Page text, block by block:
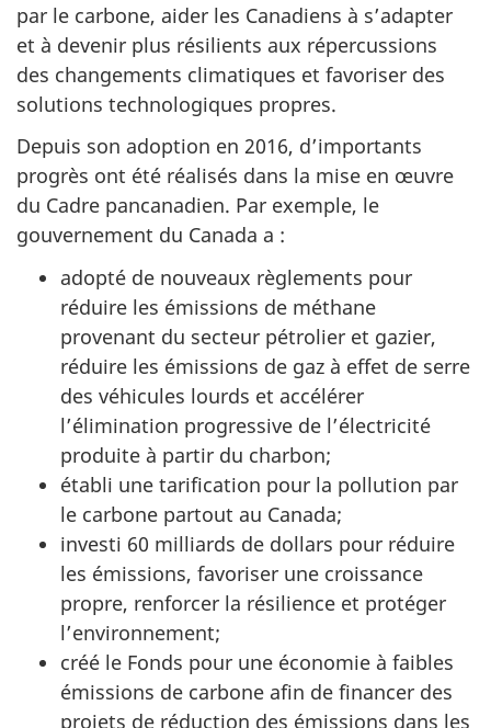
par le carbone, aider les Canadiens à s’adapter
et à devenir plus résilients aux répercussions
des changements climatiques et favoriser des
solutions technologiques propres.
Depuis son adoption en 2016, d’importants
progrès ont été réalisés dans la mise en œuvre
du Cadre pancanadien. Par exemple, le
gouvernement du Canada a :
adopté de nouveaux règlements pour
réduire les émissions de méthane
provenant du secteur pétrolier et gazier,
réduire les émissions de gaz à effet de serre
des véhicules lourds et accélérer
l’élimination progressive de l’électricité
produite à partir du charbon;
établi une tarification pour la pollution par
le carbone partout au Canada;
investi 60 milliards de dollars pour réduire
les émissions, favoriser une croissance
propre, renforcer la résilience et protéger
l’environnement;
créé le Fonds pour une économie à faibles
émissions de carbone afin de financer des
projets de réduction des émissions dans les